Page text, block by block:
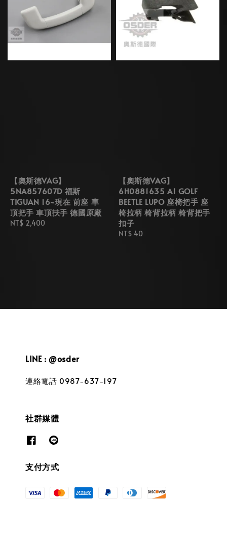
【奧斯德VAG】
5NA857607D 福斯
TIGUAN 16~現在 前座 車
頂把手 車頂扶手 德國原廠
Regular
NT$ 2,400
【奧斯德VAG】
6H0881635 A1 GOLF
BEETLE LUPO 座椅把手 座
椅拉柄 椅背拉柄 椅背把手
扣子
Regular
NT$ 40
LINE : @osder
連絡電話 0987-637-197
社群媒體
支付方式